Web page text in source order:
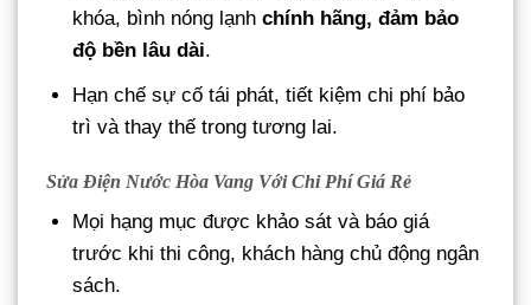
khóa, bình nóng lạnhchính hãng, đảm bảo
độ bền lâu dài.
Hạn chế sự cố tái phát, tiết kiệm chi phí bảo
trì và thay thế trong tương lai.
Sửa Điện Nước Hòa Vang Với Chi Phí Giá Rẻ
Mọi hạng mục được khảo sát và báo giá
trước khi thi công, khách hàng chủ động ngân
sách.